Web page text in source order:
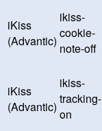
iKiss
(Advantic)
ikiss-
cookie-
note-off
iKiss
(Advantic)
ikiss-
tracking-
on